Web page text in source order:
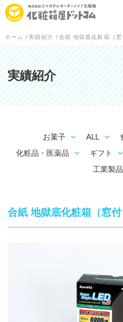
会社情報
初めての方へ
会社概要
工場案内
箱の形状
「印刷あり」お見積り
「印刷なし」お見積り
ホーム / 実績紹介 / 合紙 地獄底化粧箱（窓
実績紹介
お菓子 ALL
化粧品・医薬品
ギフト
工業製品
合紙 地獄底化粧箱（窓付